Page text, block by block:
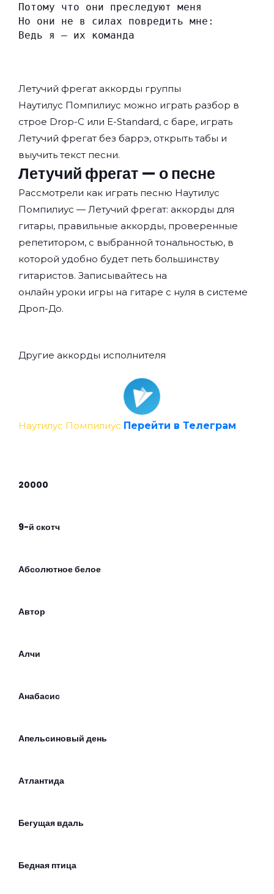
Потому что они преследуют меня
Но они не в силах повредить мне:
Ведь я — их команда
Летучий фрегат аккорды группы
Наутилус Помпилиус можно играть разбор в
строе Drop-C или E-Standard, с баре, играть
Летучий фрегат без баррэ, открыть табы и
выучить текст песни.
Летучий фрегат — о песне
Рассмотрели как играть песню Наутилус
Помпилиус — Летучий фрегат: аккорды для
гитары, правильные аккорды, проверенные
репетитором, с выбранной тональностью, в
которой удобно будет петь большинству
гитаристов. Записывайтесь на
онлайн уроки игры на гитаре с нуля в системе
Дроп-До.
Другие аккорды исполнителя
Наутилус Помпилиус Перейти в Телеграм
20000
9-й скотч
Абсолютное белое
Автор
Алчи
Анабасис
Апельсиновый день
Атлантида
Бегущая вдаль
Бедная птица